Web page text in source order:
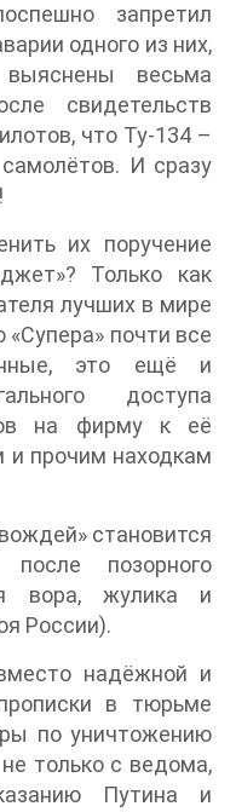
запретил
одного из них,
весьма
свидетельств
что Ту-134 –
И сразу
их поручение
Только как
лучших в мире
«Супера» почти все
это ещё и
доступа
на фирму к её
и прочим находкам
становится
позорного
вора, жулика и
России).
надёжной и
в тюрьме
по уничтожению
только с ведома,
Путина и